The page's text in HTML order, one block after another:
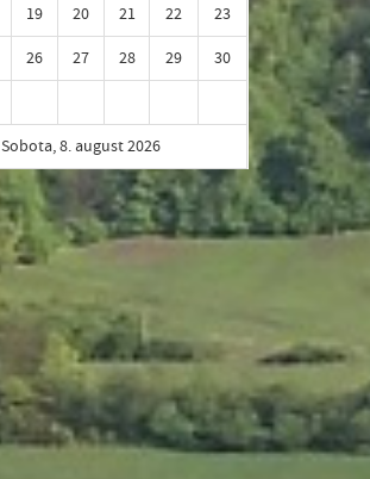
19 20 21 22
23
26 27 28 29
30
Sobota, 8. august 2026